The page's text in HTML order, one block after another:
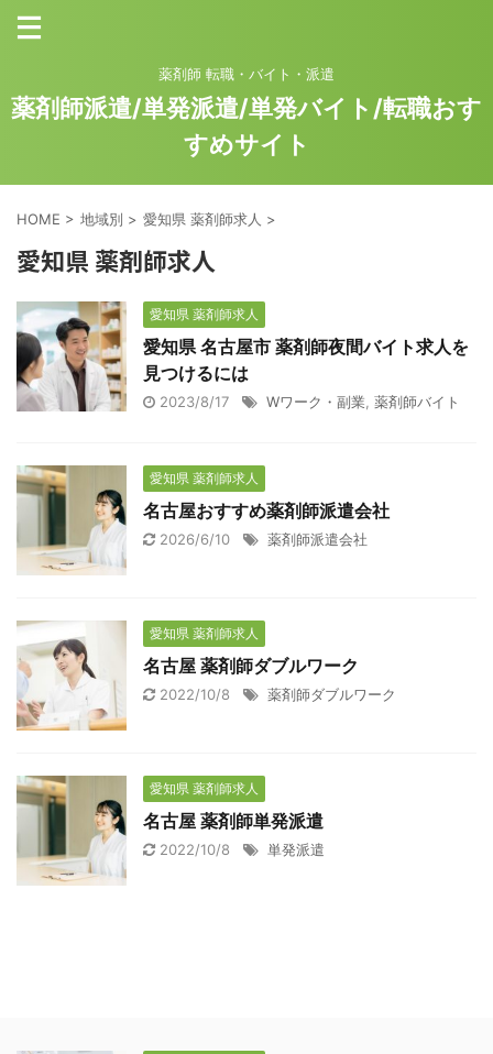
薬剤師 転職・バイト・派遣
薬剤師派遣/単発派遣/単発バイト/転職おす
すめサイト
HOME > 地域別 > 愛知県 薬剤師求人 >
愛知県 薬剤師求人
愛知県 薬剤師求人
愛知県 名古屋市 薬剤師夜間バイト求人を
見つけるには
2023/8/17 Wワーク・副業 薬剤師バイト
愛知県 薬剤師求人
名古屋おすすめ薬剤師派遣会社
2026/6/10 薬剤師派遣会社
愛知県 薬剤師求人
名古屋 薬剤師ダブルワーク
2022/10/8 薬剤師ダブルワーク
愛知県 薬剤師求人
名古屋 薬剤師単発派遣
2022/10/8 単発派遣